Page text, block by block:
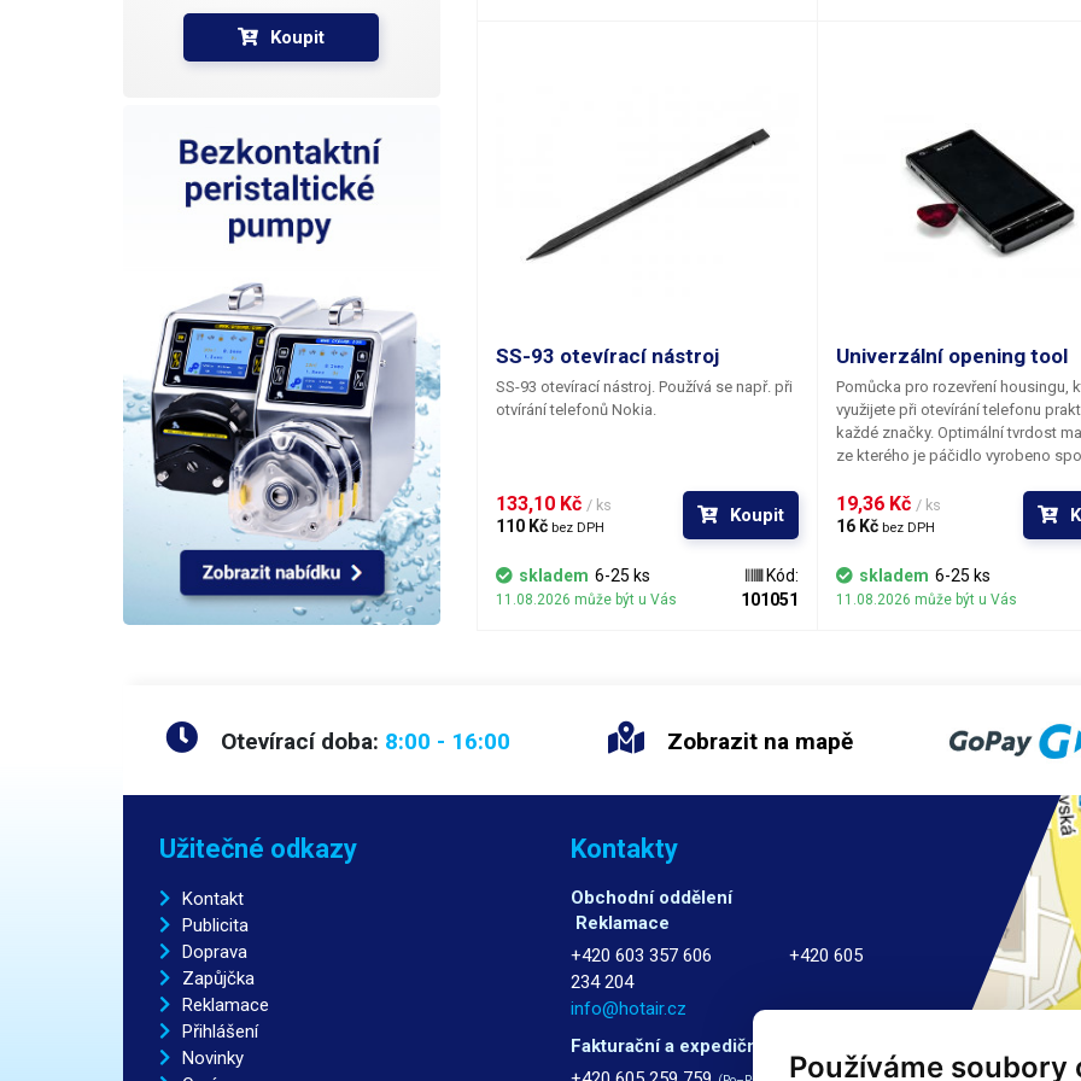
Používáme soubory
Koupit
SS-93 otevírací nástroj
SS-93 otevírací nástroj. Používá se např. při
otvírání telefonů Nokia.
133,10 Kč / ks
110 Kč bez DPH
Koupit
skladem 6-25 ks
11.08.2026 může být u Vás
Kód:
101051
Univerzální opening tool
Pomůcka pro rozevření housingu,
využijete při otevírání telefonu
každé značky. Optimální tvrdost
ze kterého je páčidlo vyrobeno
vhodnější a účinnější nástroj než
šroubováky či jiná kovová páčidla
19,36 Kč / ks
16 Kč bez DPH
skladem 6-25 ks
11.08.2026 může být u Vás
Otevírací doba: 8:00 - 16:00 Zobrazit na mapě
Užitečné odkazy
Kontakt
Publicita
Doprava
Zapůjčka
Reklamace
Přihlášení
Novinky
Kontakty
Obchodní oddělení
Reklamace
+420 603 357 606 +420 605
234 204
info@hotair.cz
Fakturační a expediční oddělení